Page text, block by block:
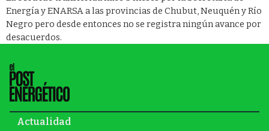
Energía y ENARSA a las provincias de Chubut, Neuquén y Río
Negro pero desde entonces no se registra ningún avance por
desacuerdos.
Actualidad